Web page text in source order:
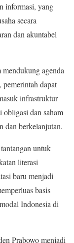
informasi, yang
secara
dan akuntabel
agenda
dapat
infrastruktur
obligasi dan saham
dan berkelanjutan.
untuk
literasi
baru menjadi
basis
Indonesia di
Prabowo menjadi